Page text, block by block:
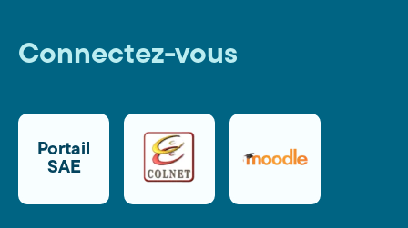
Connectez-vous
Portail
SAE